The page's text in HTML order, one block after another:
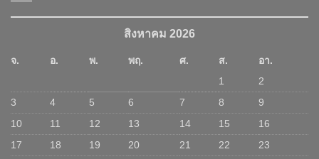
สิงหาคม 2026
จ. อ. พ. พฤ. ศ. ส.
อา.
1
2
3
4 5 6 7 8
9
10
11 12 13 14 15
16
17
18 19 20 21 22
23